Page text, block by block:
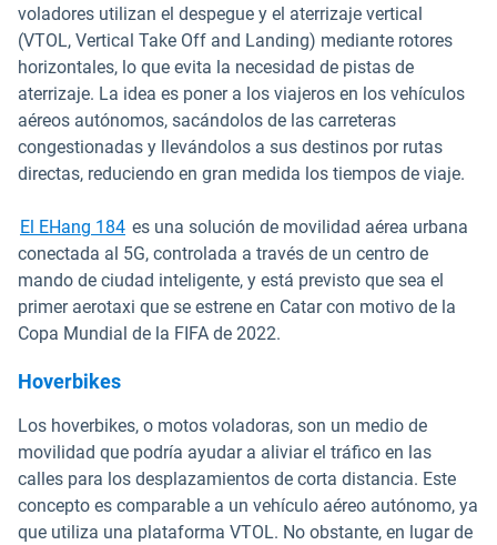
voladores utilizan el despegue y el aterrizaje vertical
(VTOL, Vertical Take Off and Landing) mediante rotores
horizontales, lo que evita la necesidad de pistas de
aterrizaje. La idea es poner a los viajeros en los vehículos
aéreos autónomos, sacándolos de las carreteras
congestionadas y llevándolos a sus destinos por rutas
directas, reduciendo en gran medida los tiempos de viaje.
El EHang 184Abrir en una nueva ventana
es una solución de movilidad aérea urbana
conectada al 5G, controlada a través de un centro de
mando de ciudad inteligente, y está previsto que sea el
primer aerotaxi que se estrene en Catar con motivo de la
Copa Mundial de la FIFA de 2022.
Hoverbikes
Los hoverbikes, o motos voladoras, son un medio de
movilidad que podría ayudar a aliviar el tráfico en las
calles para los desplazamientos de corta distancia. Este
concepto es comparable a un vehículo aéreo autónomo, ya
que utiliza una plataforma VTOL. No obstante, en lugar de